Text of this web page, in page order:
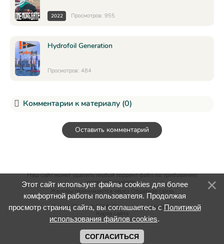
2022 Просмотров: 955
Hydrofoil Generation
Просмотров: 484
Комментарии к материалу (0)
Оставить комментарий
Наш сайт может удалить любой торрент файл по требованию
правообладателя.
Жалобы принимаются через
Обратная связь
Games-Rush @ 2026. Все права защищены.
Карта сайта
Этот сайт использует файлы cookies для более
комфортной работы пользователя. Продолжая
просмотр страниц сайта, вы соглашаетесь сПолитикой
использования файлов cookies.
СОГЛАСИТЬСЯ